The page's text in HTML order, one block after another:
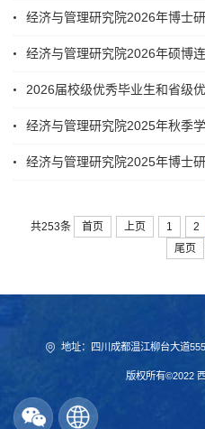
2026届校级优秀毕业生和省级
共253条 首页 上页 1 2
尾页
地址：四川成都温江柳台大道
版权所有©2022